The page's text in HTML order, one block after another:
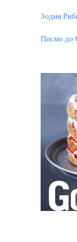
Зодия
Писмо до